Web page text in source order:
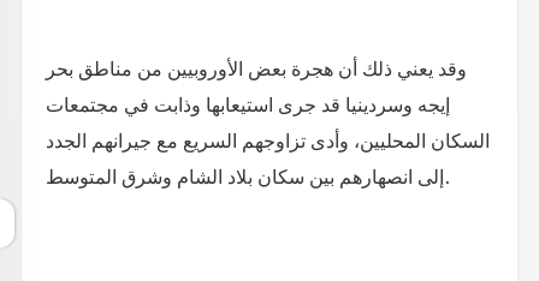
وقد يعني ذلك أن هجرة بعض الأوروبيين من مناطق بحر
إيجه وسردينيا قد جرى استيعابها وذابت في مجتمعات
السكان المحليين، وأدى تزاوجهم السريع مع جيرانهم الجدد
إلى انصهارهم بين سكان بلاد الشام وشرق المتوسط.